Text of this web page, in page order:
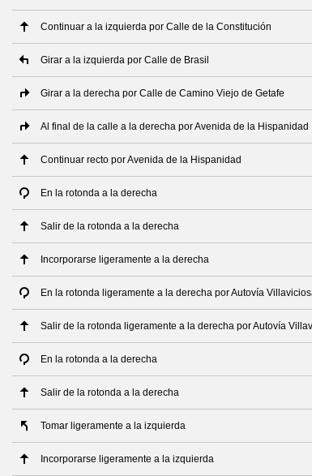
Continuar a la izquierda por Calle de la Constitución
Girar a la izquierda por Calle de Brasil
Girar a la derecha por Calle de Camino Viejo de Getafe
Al final de la calle a la derecha por Avenida de la Hispanidad
Continuar recto por Avenida de la Hispanidad
En la rotonda a la derecha
Salir de la rotonda a la derecha
Incorporarse ligeramente a la derecha
En la rotonda ligeramente a la derecha por Autovía
Salir de la rotonda ligeramente a la derecha por Autovía
En la rotonda a la derecha
Salir de la rotonda a la derecha
Tomar ligeramente a la izquierda
Incorporarse ligeramente a la izquierda